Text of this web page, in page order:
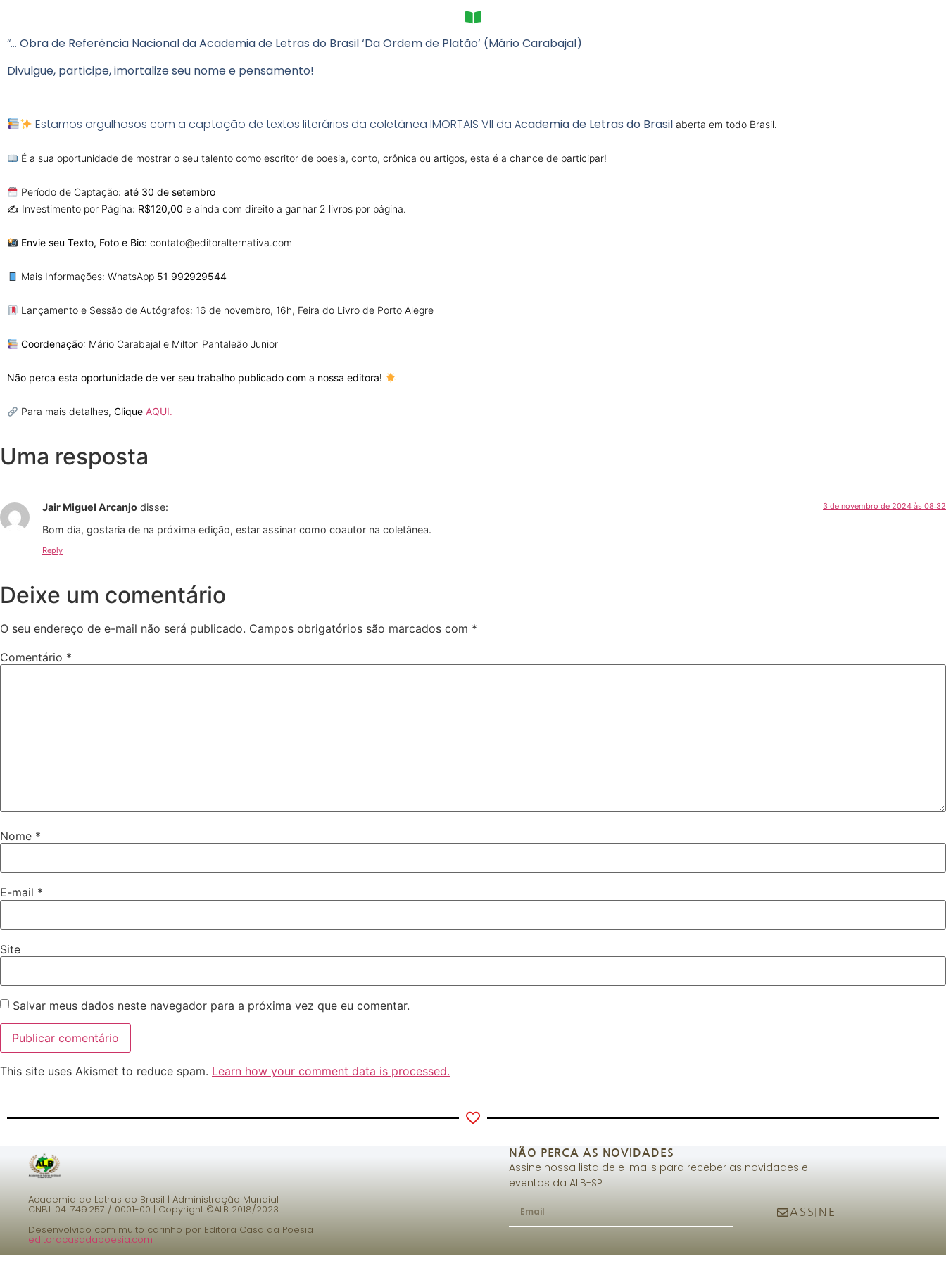
“… Obra de Referência Nacional da Academia de Letras do Brasil ‘Da Ordem de Platão’ (Mário Carabajal)
Divulgue, participe, imortalize seu nome e pensamento!
Estamos orgulhosos com a captação de textos literários da coletânea IMORTAIS VII daAcademia de Letras do Brasil aberta em todo Brasil.
É a sua oportunidade de mostrar o seu talento como escritor de poesia, conto, crônica ou artigos, esta é a chance de participar!
Período de Captação: até 30 de setembro
✍️ Investimento por Página: R$120,00 e ainda com direito a ganhar 2 livros por página.
Envie seu Texto, Foto e Bio: contato@editoralternativa.com
Mais Informações: WhatsApp 51 992929544
Lançamento e Sessão de Autógrafos: 16 de novembro, 16h, Feira do Livro de Porto Alegre
Coordenação: Mário Carabajal e Milton Pantaleão Junior
Não perca esta oportunidade de ver seu trabalho publicado com a nossa editora!
Para mais detalhes, Clique AQUI.
Uma resposta
Jair Miguel Arcanjo disse: 3 de novembro de 2024 às 08:32
Bom dia, gostaria de na próxima edição, estar assinar como coautor na coletânea.
Reply
Deixe um comentário
O seu endereço de e-mail não será publicado. Campos obrigatórios são marcados com *
Comentário *
Nome *
E-mail *
Site
Salvar meus dados neste navegador para a próxima vez que eu comentar.
This site uses Akismet to reduce spam. Learn how your comment data is processed.
Academia de Letras do Brasil | Administração Mundial
CNPJ: 04. 749.257 / 0001-00 | Copyright ©ALB 2018/2023
Desenvolvido com muito carinho por Editora Casa da Poesia
editoracasadapoesia.com
NÃO PERCA AS NOVIDADES
Assine nossa lista de e-mails para receber as novidades e
eventos da ALB-SP
ASSINE